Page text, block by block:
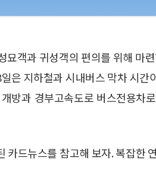
객과 귀성객의 편의를 위해 마련
은 지하철과 시내버스 막차 시간
방과 경부고속도로 버스전용차
드뉴스를 참고해 보자. 복잡한